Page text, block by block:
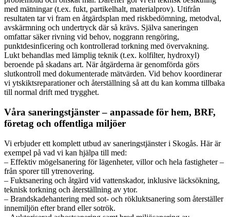
med mätningar (t.ex. fukt, partikelhalt, materialprov). Utifrån
resultaten tar vi fram en åtgärdsplan med riskbedömning, metodval,
avskärmning och undertryck där så krävs. Själva saneringen
omfattar säker rivning vid behov, noggrann rengöring,
punktdesinficering och kontrollerad torkning med övervakning.
Lukt behandlas med lämplig teknik (t.ex. kolfilter, hydroxyl)
beroende på skadans art. När åtgärderna är genomförda görs
slutkontroll med dokumenterade mätvärden. Vid behov koordinerar
vi ytskiktsreparationer och återställning så att du kan komma tillbaka
till normal drift med trygghet.
Våra saneringstjänster – anpassade för hem, BRF,
företag och offentliga miljöer
Vi erbjuder ett komplett utbud av saneringstjänster i Skogås. Här är
exempel på vad vi kan hjälpa till med:
– Effektiv mögelsanering för lägenheter, villor och hela fastigheter –
från sporer till ytrenovering.
– Fuktsanering och åtgärd vid vattenskador, inklusive läcksökning,
teknisk torkning och återställning av ytor.
– Brandskadehantering med sot- och rökluktsanering som återställer
innemiljön efter brand eller sotrök.